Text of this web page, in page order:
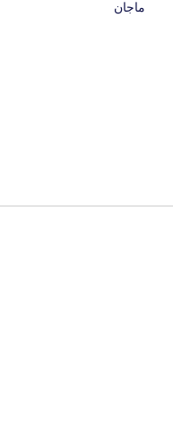
ماجان